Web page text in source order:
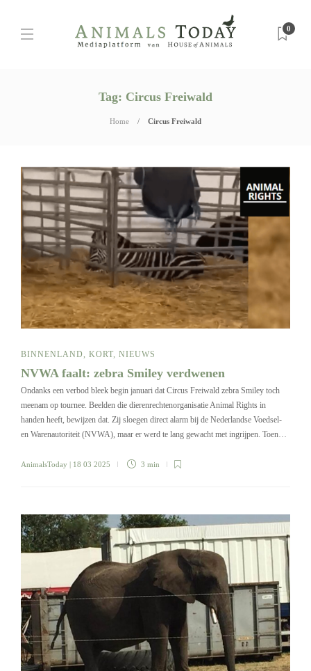
0
Tag: Circus Freiwald
Home Circus Freiwald
BINNENLAND KORT NIEUWS
NVWA faalt: zebra Smiley verdwenen
Ondanks een verbod bleek begin januari dat Circus Freiwald zebra Smiley toch
meenam op tournee. Beelden die dierenrechtenorganisatie Animal Rights in
handen heeft, bewijzen dat. Zij sloegen direct alarm bij de Nederlandse Voedsel-
en Warenautoriteit (NVWA), maar er werd te lang gewacht met ingrijpen. Toen…
AnimalsToday | 18 03 2025 3 min